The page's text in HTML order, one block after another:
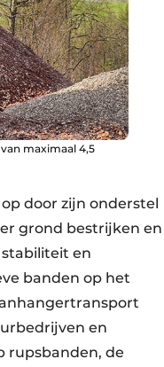
maximaal 4,5
door zijn onderstel
grond bestrijken en
en
banden op het
en
rupsbanden, de